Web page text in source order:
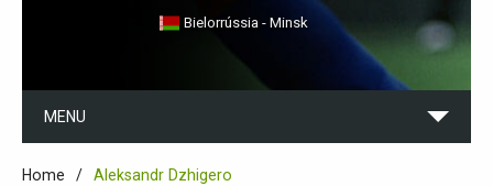
Bielorrússia - Minsk
MENU
Home Aleksandr Dzhigero